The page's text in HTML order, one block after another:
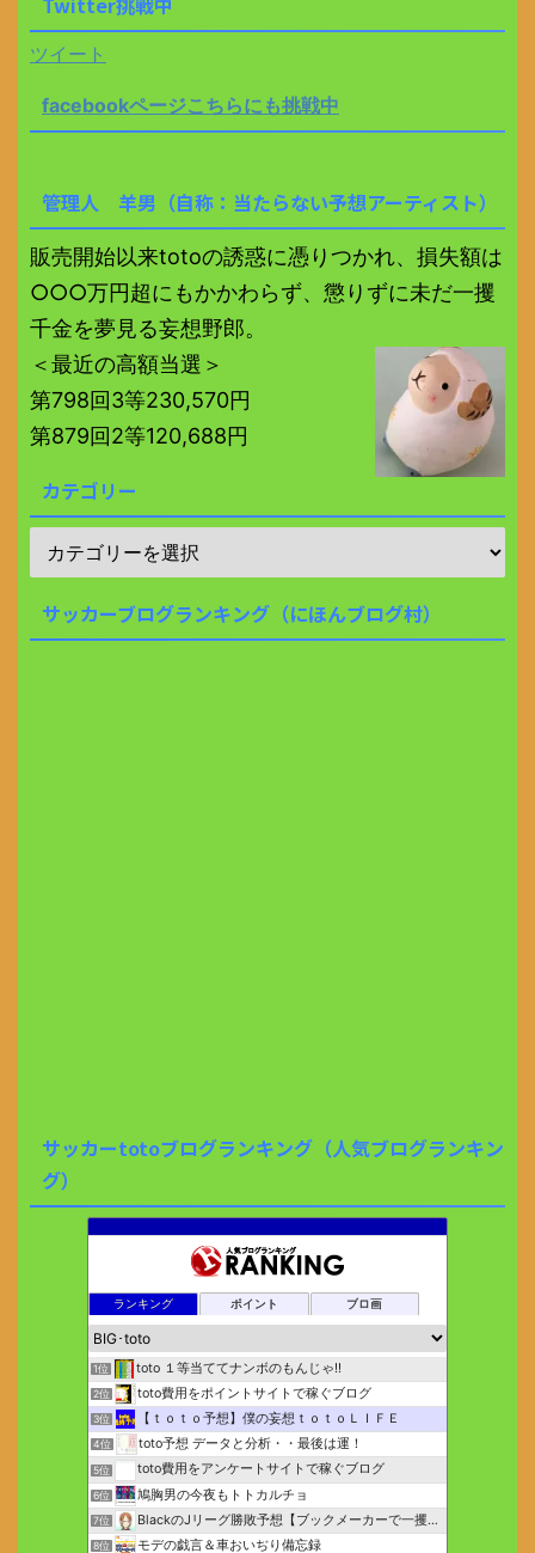
ツイート
facebookページこちらにも挑戦中
管理人 羊男（自称：当たらない予想アーティスト）
販売開始以来totoの誘惑に憑りつかれ、損失額は
○○○万円超にもかかわらず、懲りずに未だ一攫
千金を夢見る妄想野郎。
＜最近の高額当選＞
第798回3等230,570円
第879回2等120,688円
カテゴリー
サッカーブログランキング（にほんブログ村）
サッカーtotoブログランキング（人気ブログランキン
グ）
ランキング ポイント ブロ画
1位 toto １等当ててナンボのもんじゃ!!
2位 toto費用をポイントサイトで稼ぐブログ
3位 【ｔｏｔｏ予想】僕の妄想ｔｏｔｏＬＩＦＥ
4位 toto予想 データと分析・・最後は運！
5位 toto費用をアンケートサイトで稼ぐブログ
6位 鳩胸男の今夜もトトカルチョ
7位 BlackのJリーグ勝敗予想【ブックメーカーで一攫千金】
8位 モデの戯言＆車おいぢり備忘録